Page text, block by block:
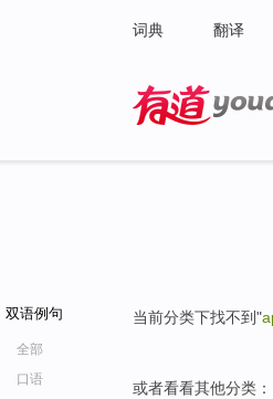
词典 翻译
双语例句
全部
口语
当前分类下找不到"
或者看看其他分类：